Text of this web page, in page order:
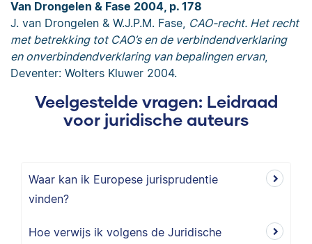
Van Drongelen & Fase 2004, p. 178
J. van Drongelen & W.J.P.M. Fase, CAO-recht. Het recht
met betrekking tot CAO’s en de verbindendverklaring
en onverbindendverklaring van bepalingen ervan,
Deventer: Wolters Kluwer 2004.
Veelgestelde vragen: Leidraad
voor juridische auteurs
Waar kan ik Europese jurisprudentie
vinden?
Hoe verwijs ik volgens de Juridische